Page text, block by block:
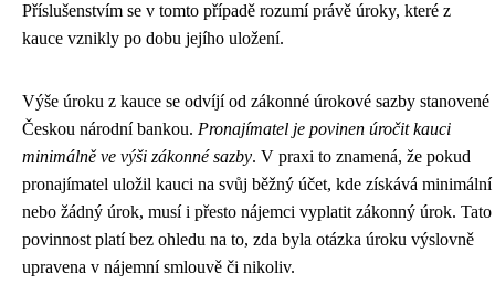
Příslušenstvím se v tomto případě rozumí právě úroky, které z
kauce vznikly po dobu jejího uložení.
Výše úroku z kauce se odvíjí od zákonné úrokové sazby stanovené
Českou národní bankou. Pronajímatel je povinen úročit kauci
minimálně ve výši zákonné sazby. V praxi to znamená, že pokud
pronajímatel uložil kauci na svůj běžný účet, kde získává minimální
nebo žádný úrok, musí i přesto nájemci vyplatit zákonný úrok. Tato
povinnost platí bez ohledu na to, zda byla otázka úroku výslovně
upravena v nájemní smlouvě či nikoliv.